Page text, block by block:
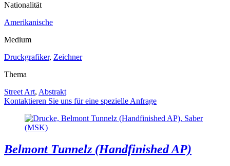
Nationalität
Amerikanische
Medium
Druckgrafiker, Zeichner
Thema
Street Art, Abstrakt
Kontaktieren Sie uns für eine spezielle Anfrage
Belmont Tunnelz (Handfinished AP)